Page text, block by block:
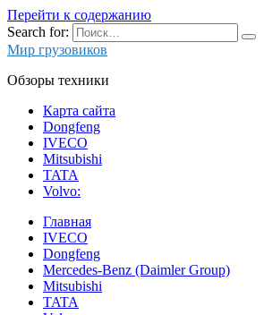
Перейти к содержанию
Search for:
Мир грузовиков
Обзоры техники
Карта сайта
Dongfeng
IVECO
Mitsubishi
TATA
Volvo:
Главная
IVECO
Dongfeng
Mercedes-Benz (Daimler Group)
Mitsubishi
TATA